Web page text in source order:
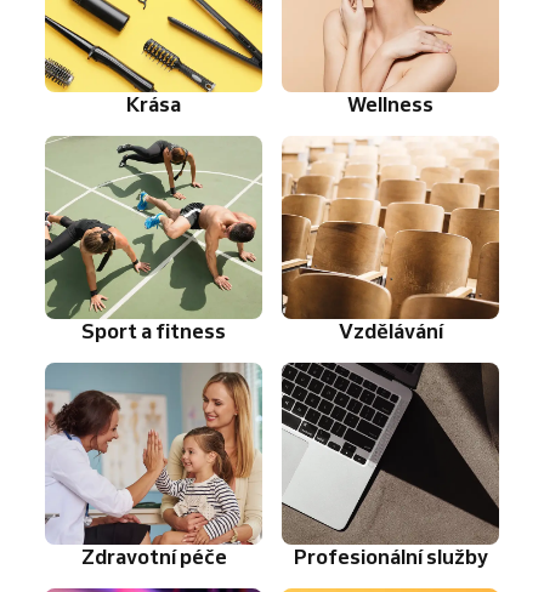
Krása Wellness
Sport a fitness Vzdělávání
Zdravotní péče Profesionální služby